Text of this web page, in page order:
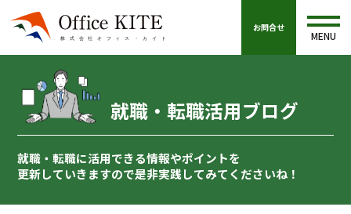
お問合せ
MENU
就職・転職活用ブログ
就職・転職に活用できる情報やポイントを
更新していきますので是非実践してみてくださいね！